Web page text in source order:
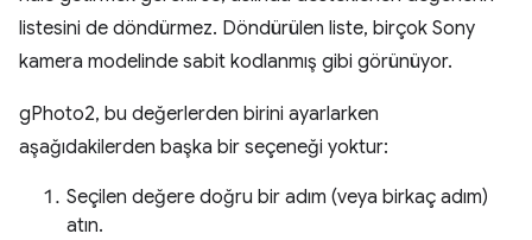
listesini de döndürmez. Döndürülen liste, birçok Sony
kamera modelinde sabit kodlanmış gibi görünüyor.
gPhoto2, bu değerlerden birini ayarlarken
aşağıdakilerden başka bir seçeneği yoktur:
Seçilen değere doğru bir adım (veya birkaç adım)
atın.